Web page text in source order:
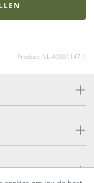
Product: NL-40001147-1